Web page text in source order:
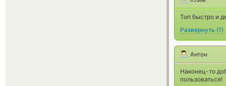
Топ быстро и
Развернуть (1)
Антон
Наконец-то
пользоваться!